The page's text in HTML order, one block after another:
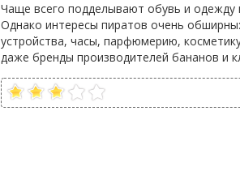
Чаще всего подделывают обувь и одежду
Однако интересы пиратов очень
устройства, часы, парфюмерию,
даже бренды производителей бананов и